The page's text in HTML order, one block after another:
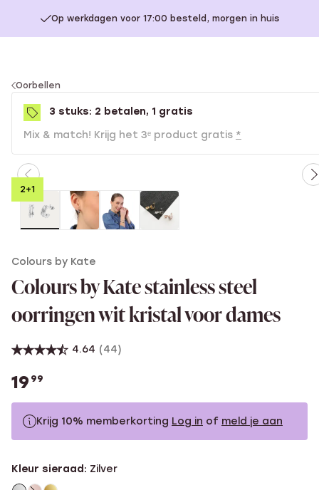
Op werkdagen voor 17:00 besteld, morgen in huis
You
are
here:
Oorbellen
3 stuks: 2 betalen, 1 gratis
Mix & match! Krijg het 3ᵉ product gratis *
2+1
Colours by Kate
Colours by Kate stainless steel
oorringen wit kristal voor dames
4.64 (44)
19 99
Krijg 10% memberkorting Log in of meld je aan
Zonder memberkorting
Kleur sieraad: Zilver